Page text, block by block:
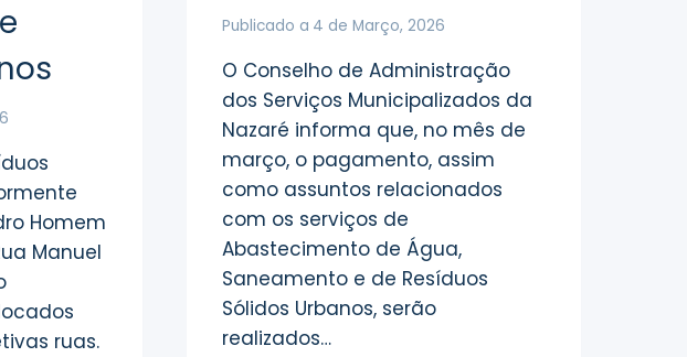
Homem
Manuel
ruas.
Publicado a 4 de Março, 2026
O Conselho de Administração
dos Serviços Municipalizados da
Nazaré informa que, no mês de
março, o pagamento, assim
como assuntos relacionados
com os serviços de
Abastecimento de Água,
Saneamento e de Resíduos
Sólidos Urbanos, serão
realizados…